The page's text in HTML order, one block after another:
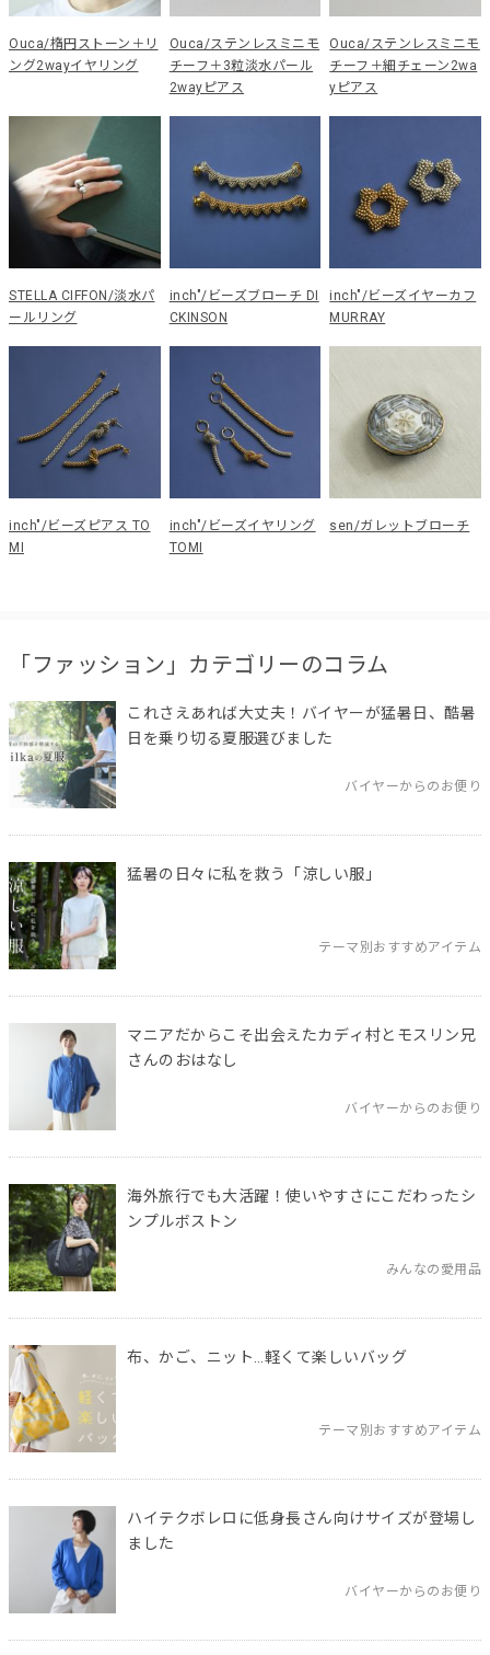
Ouca/楕円ストーン＋リ
ング2wayイヤリング
Ouca/ステンレスミニモ
チーフ＋3粒淡水パール
2wayピアス
Ouca/ステンレスミニモ
チーフ＋細チェーン2wa
yピアス
STELLA CIFFON/淡水パ
ールリング
inch"/ビーズブローチ DI
CKINSON
inch"/ビーズイヤーカフ
MURRAY
inch"/ビーズピアス TO
MI
inch"/ビーズイヤリング
TOMI
sen/ガレットブローチ
「ファッション」カテゴリーのコラム
これさえあれば大丈夫！バイヤーが猛暑日、酷暑
日を乗り切る夏服選びました
バイヤーからのお便り
猛暑の日々に私を救う「涼しい服」
テーマ別おすすめアイテム
マニアだからこそ出会えたカディ村とモスリン兄
さんのおはなし
バイヤーからのお便り
海外旅行でも大活躍！使いやすさにこだわったシ
ンプルボストン
みんなの愛用品
布、かご、ニット…軽くて楽しいバッグ
テーマ別おすすめアイテム
ハイテクボレロに低身長さん向けサイズが登場し
ました
バイヤーからのお便り